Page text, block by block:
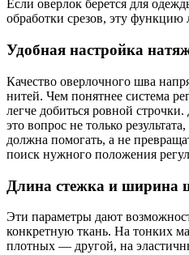
Если оверлок берется для
обработки срезов, эту функцию
Удобная настройка
Качество оверлочного шва
нитей. Чем понятнее система
легче добиться ровной
это вопрос не только
должна помогать, а не
поиск нужного положения
Длина стежка и ширина
Эти параметры дают
конкретную ткань. На тонких
плотных — другой, на